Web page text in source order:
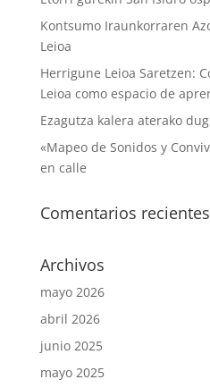
Kontsumo Iraunkorraren
Leioa
Herrigune Leioa Saretzen:
Leioa como espacio de
Ezagutza kalera aterako
«Mapeo de Sonidos y
en calle
Comentarios recientes
Archivos
mayo 2026
abril 2026
junio 2025
mayo 2025